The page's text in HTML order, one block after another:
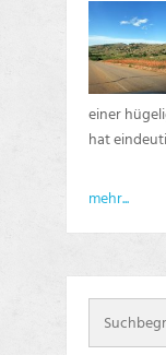
einer
hat
mehr...